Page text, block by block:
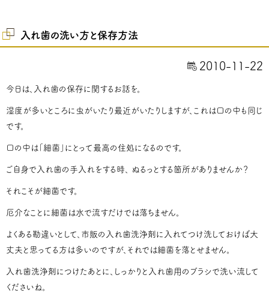
入れ歯の洗い方と保存方法
2010-11-22
今日は、入れ歯の保存に関するお話を。
湿度が多いところに虫がいたり最近がいたりしますが、これは口の中も同じ
です。
口の中は「細菌」にとって最高の住処になるのです。
ご自身で入れ歯の手入れをする時、 ぬるっとする箇所がありませんか？
それこそが細菌です。
厄介なことに細菌は水で流すだけでは落ちません。
よくある勘違いとして、市販の入れ歯洗浄剤に入れてつけ洗しておけば大
丈夫と思ってる方は多いのですが、それでは細菌を落とせません。
入れ歯洗浄剤につけたあとに、しっかりと入れ歯用のブラシで洗い流して
くださいね。